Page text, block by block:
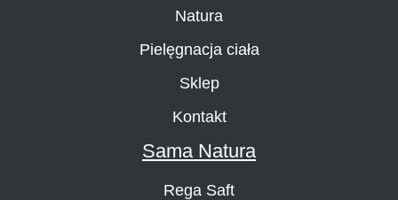
Natura
Pielęgnacja ciała
Sklep
Kontakt
Sama Natura
Rega Saft